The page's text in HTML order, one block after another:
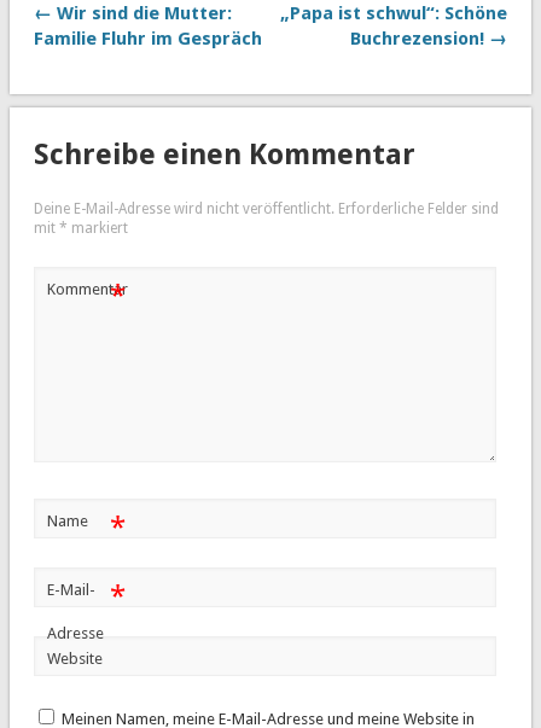
← Wir sind die Mutter:
Familie Fluhr im Gespräch
„Papa ist schwul“: Schöne
Buchrezension! →
Schreibe einen Kommentar
Deine E-Mail-Adresse wird nicht veröffentlicht. Erforderliche Felder sind
mit * markiert
Kommentar
*
Name *
E-Mail-
Adresse
*
Website
Meinen Namen, meine E-Mail-Adresse und meine Website in